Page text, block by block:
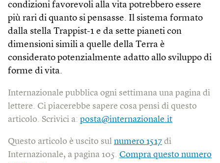
condizioni favorevoli alla vita potrebbero essere
più rari di quanto si pensasse. Il sistema formato
dalla stella Trappist-1 e da sette pianeti con
dimensioni simili a quelle della Terra è
considerato potenzialmente adatto allo sviluppo di
forme di vita.
Internazionale pubblica ogni settimana una pagina di
lettere. Ci piacerebbe sapere cosa pensi di questo
articolo. Scrivici a: posta@internazionale.it
Questo articolo è uscito sul numero 1517 di
Internazionale, a pagina 105. Compra questo numero